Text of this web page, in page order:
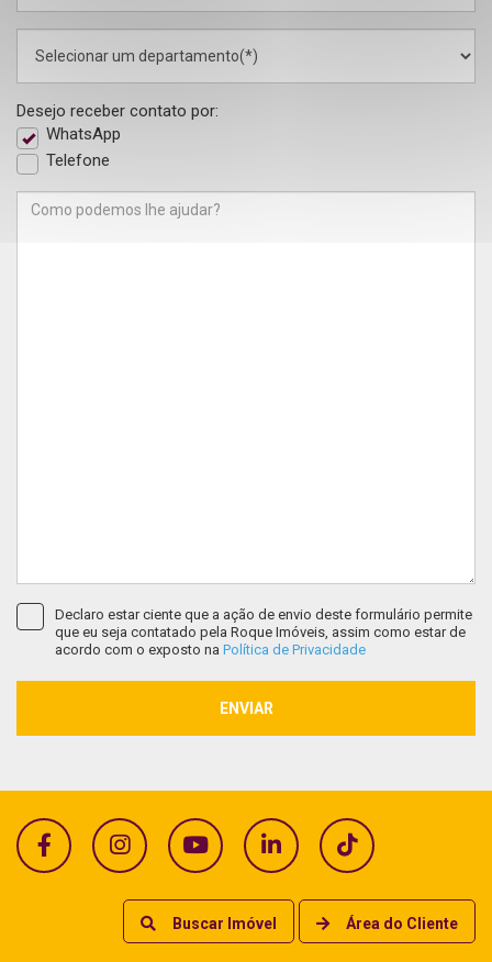
Desejo receber contato por:
WhatsApp
Telefone
Declaro estar ciente que a ação de envio deste formulário permite
que eu seja contatado pela Roque Imóveis, assim como estar de
acordo com o exposto na Política de Privacidade
ENVIAR
Buscar Imóvel Área do Cliente